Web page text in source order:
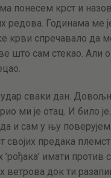
понесем крст и
редова. Годинама ме
крви спречавало да
што сам стекао. Али
сваки дан.
ми је отац. И било
и сам у њу
својих предака
имати против
док ти